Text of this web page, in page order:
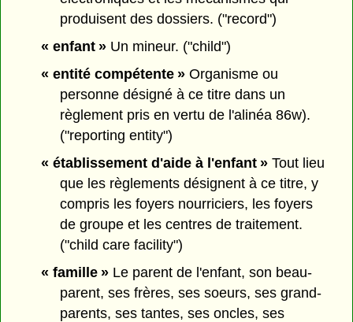
produisent des dossiers. ("record")
« enfant »Un mineur. ("child")
« entité compétente »Organisme ou
personne désigné à ce titre dans un
règlement pris en vertu de l'alinéa 86w).
("reporting entity")
« établissement d'aide à l'enfant »Tout lieu
que les règlements désignent à ce titre, y
compris les foyers nourriciers, les foyers
de groupe et les centres de traitement.
("child care facility")
« famille »Le parent de l'enfant, son beau-
parent, ses frères, ses soeurs, ses grand-
parents, ses tantes, ses oncles, ses